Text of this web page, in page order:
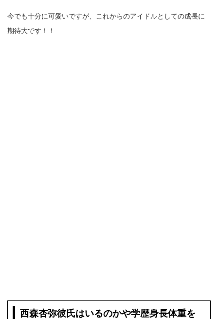
今でも十分に可愛いですが、これからのアイドルとしての成長に
期待大です！！
西森杏弥彼氏はいるのかや学歴身長体重を